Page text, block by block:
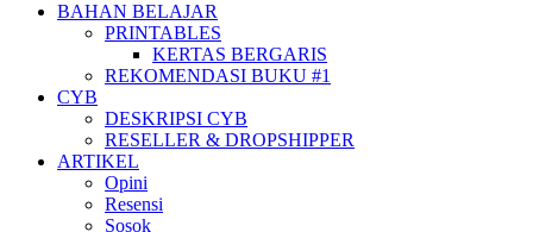
BAHAN BELAJAR
PRINTABLES
KERTAS BERGARIS
REKOMENDASI BUKU #1
CYB
DESKRIPSI CYB
RESELLER & DROPSHIPPER
ARTIKEL
Opini
Resensi
Sosok